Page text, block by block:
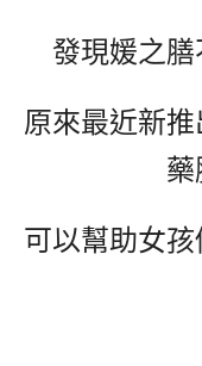
發現媛之膳
原來最近新
藥
可以幫助女